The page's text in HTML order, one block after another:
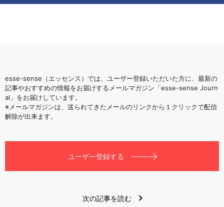
esse-sense（エッセンス）では、ユーザー登録いただいた方に、最新の
記事やおすすめの情報をお届けするメールマガジン「esse-sense Journ
al」をお届けしています。
※メールマガジンは、送られてきたメールのリンクから１クリックで配信
解除が出来ます。
ユーザー登録する
次の記事を読む